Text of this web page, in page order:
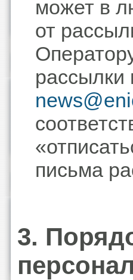
может в
от
рассылки
письма
3.